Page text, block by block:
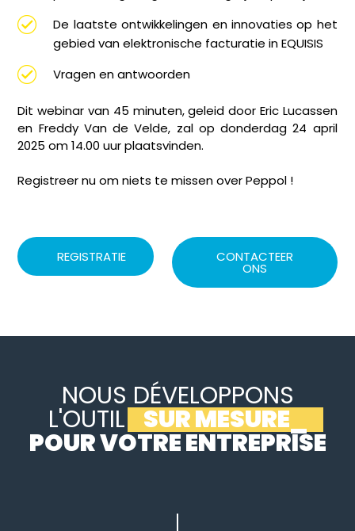
De laatste ontwikkelingen en innovaties op het
gebied van elektronische facturatie in EQUISIS
Vragen en antwoorden
Dit webinar van 45 minuten, geleid door Eric Lucassen
en Freddy Van de Velde, zal op donderdag 24 april
2025 om 14.00 uur plaatsvinden.
Registreer nu om niets te missen over Peppol !
REGISTRATIE CONTACTEER
ONS
NOUS DÉVELOPPONS
L'OUTIL SUR MESURE
POUR VOTRE ENTREPRISE